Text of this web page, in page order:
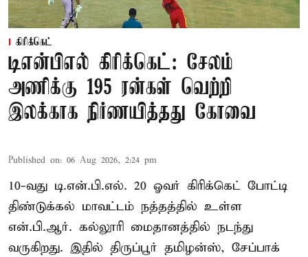
கிரிக்கெட்
டிஎன்பிஎல் கிரிக்கெட்: சேலம்
அணிக்கு 195 ரன்கள் வெற்றி
இலக்காக நிர்ணயித்தது கோவை
Published on: 06 Aug 2026, 2:24 pm
10-வது டி.என்.பி.எல். 20 ஓவர் கிரிக்கெட் போட்டி
திண்டுக்கல் மாவட்டம் நத்தத்தில் உள்ள
என்.பி.ஆர். கல்லூரி மைதானத்தில் நடந்து
வருகிறது. இதில் திருப்பூர் தமிழன்ஸ், சேப்பாக்